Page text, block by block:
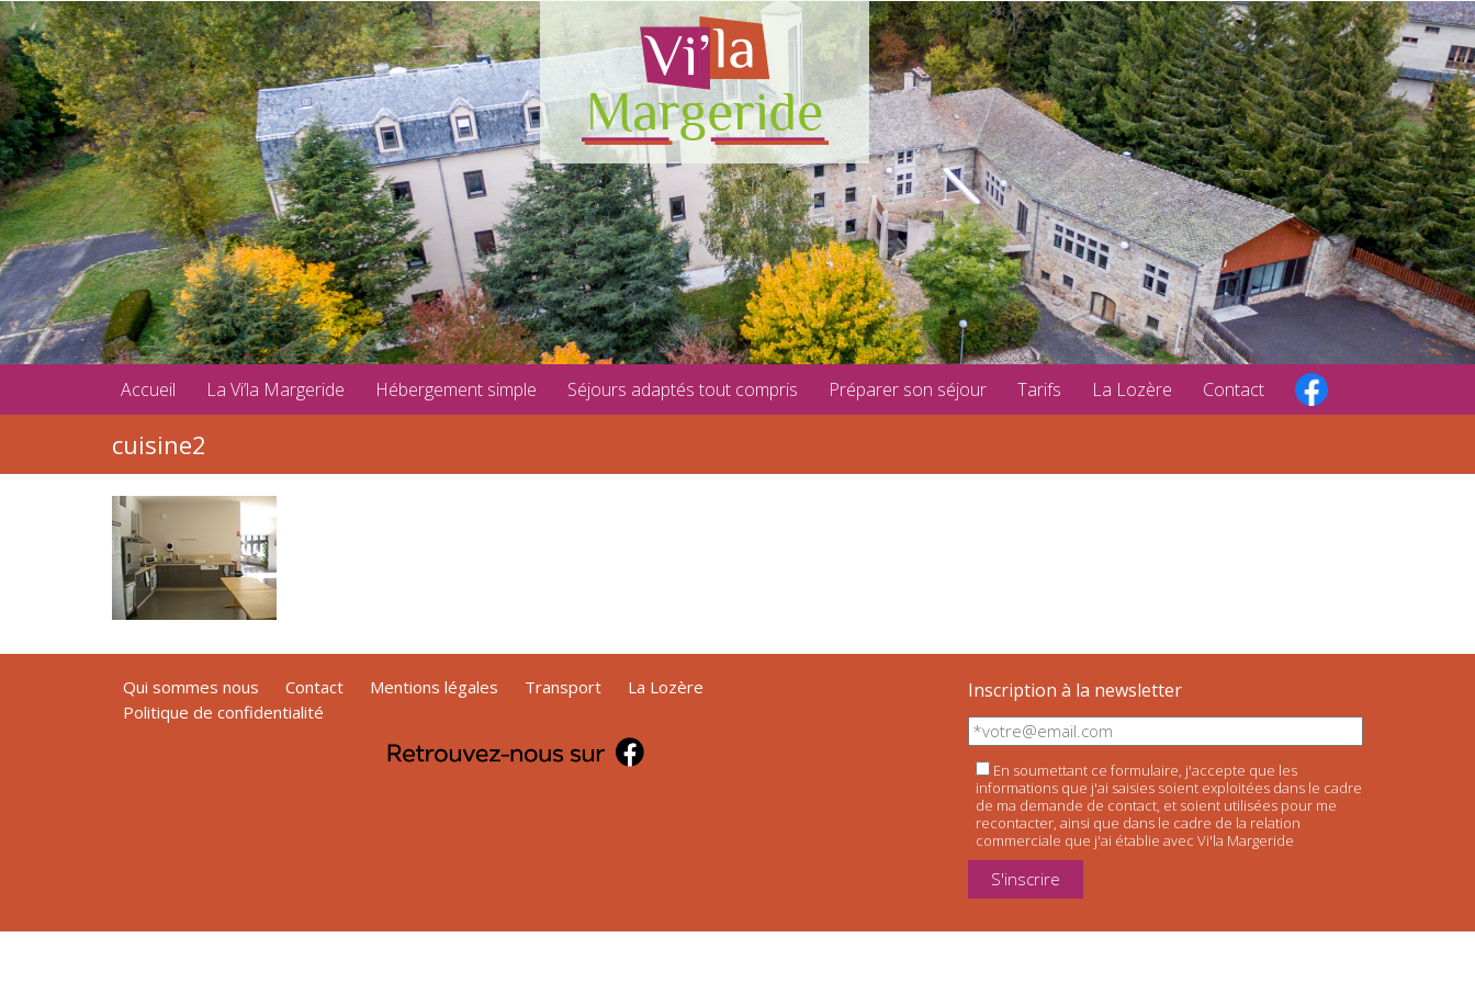
Accueil La Vi’la Margeride Hébergement simple Séjours adaptés tout compris Préparer son séjour Tarifs La Lozère Contact
cuisine2
Qui sommes nous Contact Mentions légales Transport
La Lozère
Politique de confidentialité
Inscription à la newsletter
En soumettant ce formulaire, j'accepte que les
informations que j'ai saisies soient exploitées dans le cadre
de ma demande de contact, et soient utilisées pour me
recontacter, ainsi que dans le cadre de la relation
commerciale que j'ai établie avec Vi'la Margeride